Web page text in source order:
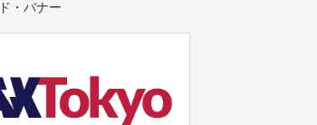
・バナー